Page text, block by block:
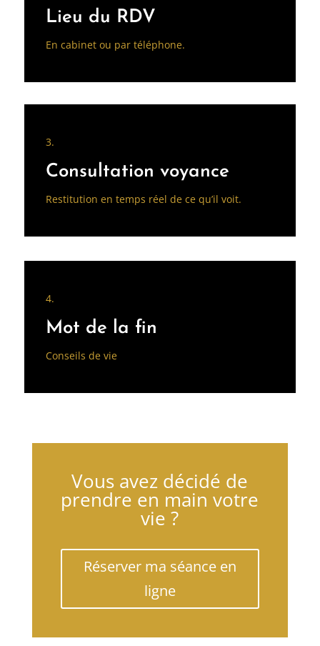
Lieu du RDV
En cabinet ou par téléphone.
3.
Consultation voyance
Restitution en temps réel de ce qu’il voit.
4.
Mot de la fin
Conseils de vie
Vous avez décidé de
prendre en main votre
vie ?
Réserver ma séance en
ligne